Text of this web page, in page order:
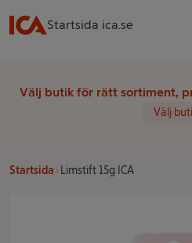
Startsida ica.se
Välj butik för rätt sortiment,
Välj
Startsida Limstift 15g ICA